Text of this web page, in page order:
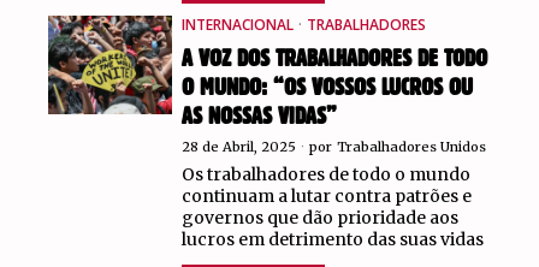
INTERNACIONAL · TRABALHADORES
A VOZ DOS TRABALHADORES DE TODO
O MUNDO: “OS VOSSOS LUCROS OU
AS NOSSAS VIDAS”
28 de Abril, 2025 por Trabalhadores Unidos
Os trabalhadores de todo o mundo
continuam a lutar contra patrões e
governos que dão prioridade aos
lucros em detrimento das suas vidas